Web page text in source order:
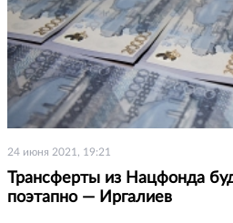
24 июня 2021, 19:21
Трансферты из Нацфонда
поэтапно — Иргалиев